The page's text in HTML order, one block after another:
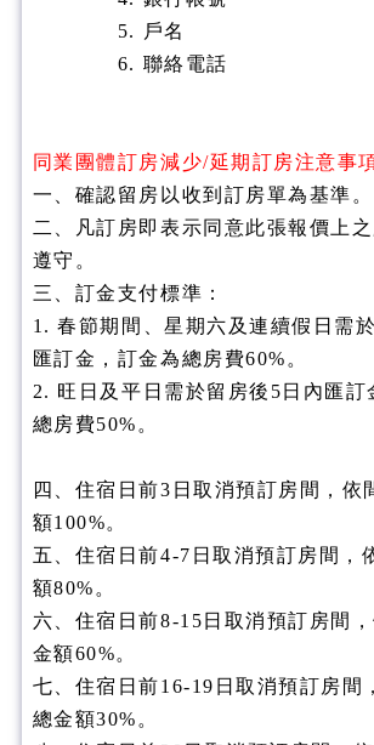
5. 戶名
6. 聯絡電話
同業團體訂房減少/延期訂房注意事項
一、確認留房以收到訂房單為基準。
二、凡訂房即表示同意此張報價上
遵守。
三、訂金支付標準：
1. 春節期間、星期六及連續假日需
匯訂金，訂金為總房費60%。
2. 旺日及平日需於留房後5日內匯訂
總房費50%。
四、住宿日前3日取消預訂房間，依
額100%。
五、住宿日前4-7日取消預訂房間，
額80%。
六、住宿日前8-15日取消預訂房間
金額60%。
七、住宿日前16-19日取消預訂房間
總金額30%。